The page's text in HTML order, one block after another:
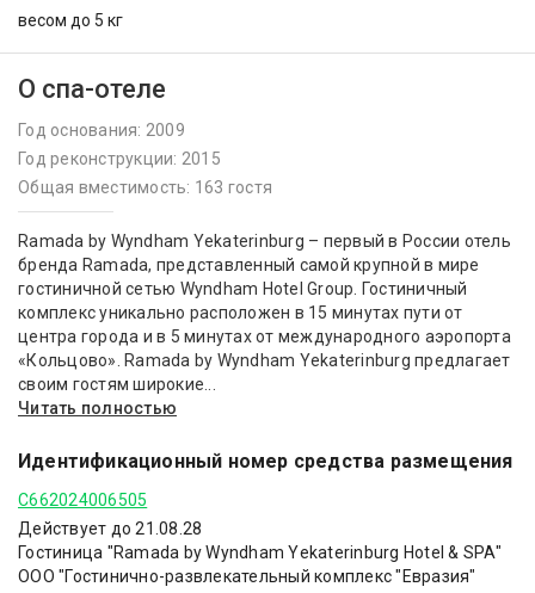
весом до 5 кг
О спа-отеле
Год основания: 2009
Год реконструкции: 2015
Общая вместимость: 163 гостя
Ramada by Wyndham Yekaterinburg – первый в России отель
бренда Ramada, представленный самой крупной в мире
гостиничной сетью Wyndham Hotel Group. Гостиничный
комплекс уникально расположен в 15 минутах пути от
центра города и в 5 минутах от международного аэропорта
«Кольцово». Ramada by Wyndham Yekaterinburg предлагает
своим гостям широкие...
Читать полностью
Идентификационный номер средства размещения
С662024006505
Действует до 21.08.28
Гостиница "Ramada by Wyndham Yekaterinburg Hotel & SPA"
ООО "Гостинично-развлекательный комплекс "Евразия"